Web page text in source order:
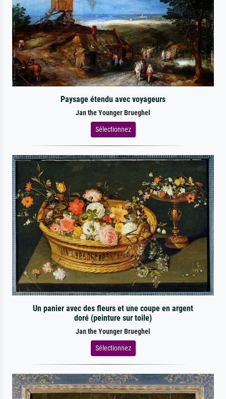
Paysage étendu avec voyageurs
Jan the Younger Brueghel
Sélectionnez
Un panier avec des fleurs et une coupe en argent
doré (peinture sur toile)
Jan the Younger Brueghel
Sélectionnez